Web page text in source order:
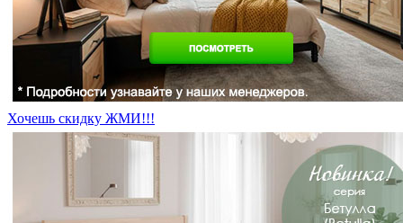
Хочешь скидку ЖМИ!!!